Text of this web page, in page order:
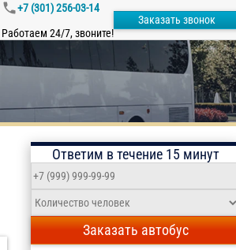
+7 (301) 256-03-14
Работаем 24/7, звоните!
Заказать звонок
Ответим в течение 15 минут
Заказать автобус